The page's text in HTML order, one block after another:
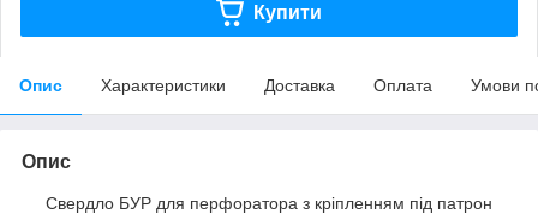
Купити
Опис Характеристики Доставка Оплата Умови
Опис
Свердло БУР для перфоратора з кріпленням під патрон